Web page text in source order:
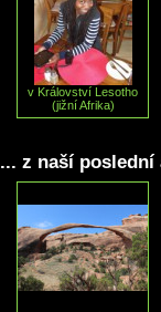
v Království Lesotho
(jižní Afrika)
... z naší poslední